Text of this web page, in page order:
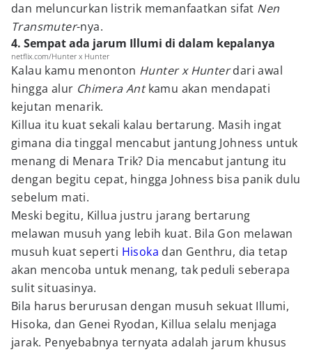
dan meluncurkan listrik memanfaatkan sifat Nen
Transmuter-nya.
4. Sempat ada jarum Illumi di dalam kepalanya
netflix.com/Hunter x Hunter
Kalau kamu menonton Hunter x Hunterdari awal
hingga alur Chimera Antkamu akan mendapati
kejutan menarik.
Killua itu kuat sekali kalau bertarung. Masih ingat
gimana dia tinggal mencabut jantung Johness untuk
menang di Menara Trik? Dia mencabut jantung itu
dengan begitu cepat, hingga Johness bisa panik dulu
sebelum mati.
Meski begitu, Killua justru jarang bertarung
melawan musuh yang lebih kuat. Bila Gon melawan
musuh kuat seperti Hisoka dan Genthru, dia tetap
akan mencoba untuk menang, tak peduli seberapa
sulit situasinya.
Bila harus berurusan dengan musuh sekuat Illumi,
Hisoka, dan Genei Ryodan, Killua selalu menjaga
jarak. Penyebabnya ternyata adalah jarum khusus